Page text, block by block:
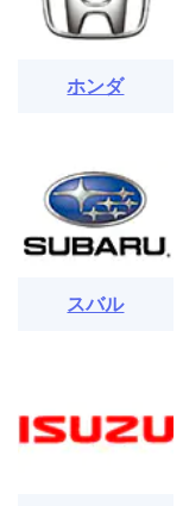
ホンダ
スバル